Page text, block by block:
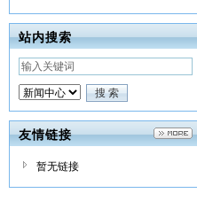
站内搜索
友情链接
暂无链接